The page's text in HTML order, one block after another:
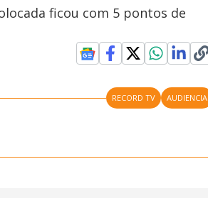
ficou com 5 pontos de
RECORD TV AUDIENCIA